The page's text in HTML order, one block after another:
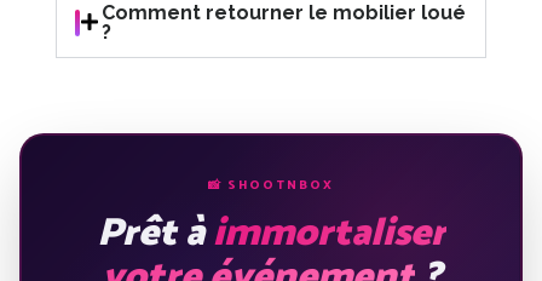
Comment retourner le mobilier loué
?
📸 SHOOTNBOX
Prêt àimmortaliser